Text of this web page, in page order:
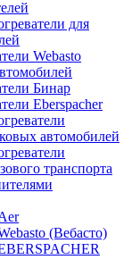
для
Webasto
Бинар
Eberspacher
автомобилей
транспорта
(Вебасто)